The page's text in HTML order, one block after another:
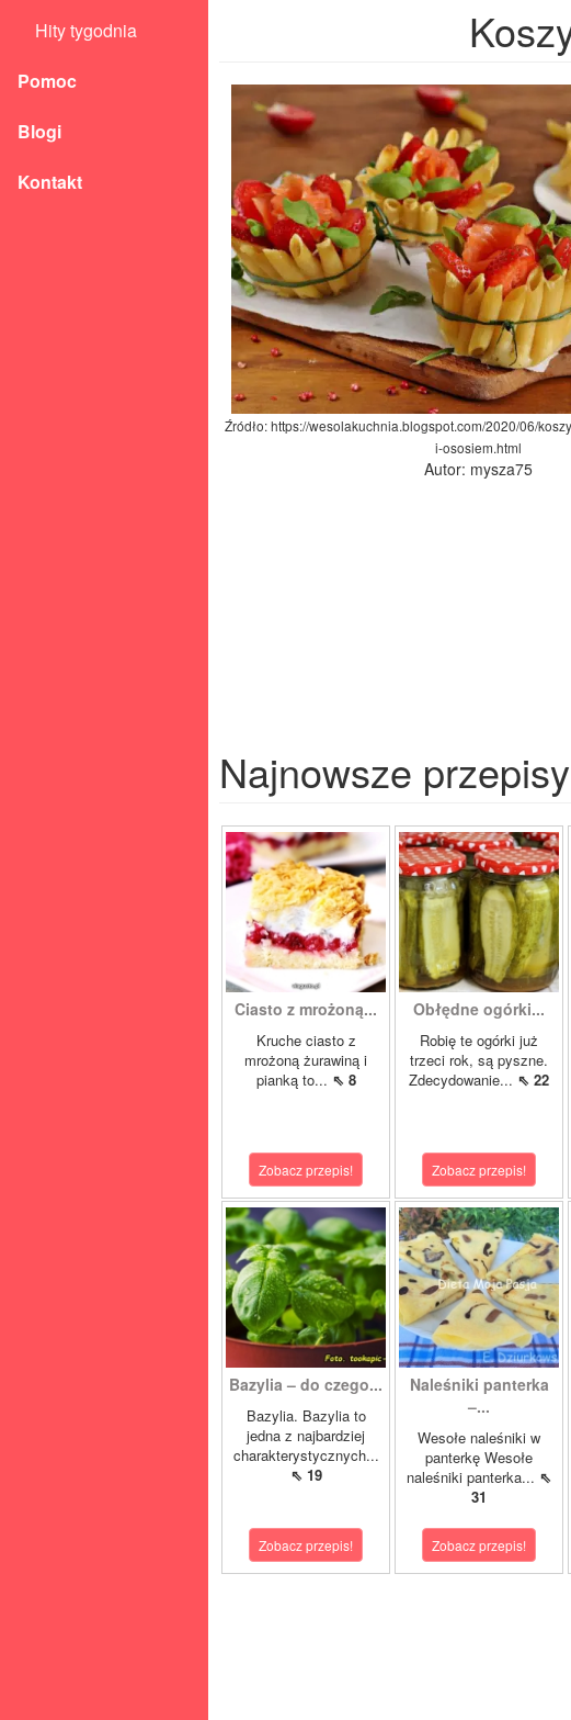
Hity tygodnia
Pomoc
Blogi
Kontakt
Źródło: https://wesolakuchnia.blogspot.com/2020/06/
i-ososiem.html
Autor: mysza75
Najnowsze przepisy
Ciasto z mrożoną...
Kruche ciasto z
mrożoną żurawiną i
pianką to... ⇖ 8
Zobacz przepis!
Obłędne ogórki...
Robię te ogórki już
trzeci rok, są pyszne.
Zdecydowanie... ⇖ 22
Zobacz przepis!
Bazylia – do czego...
Bazylia. Bazylia to
jedna z najbardziej
charakterystycznych...
⇖ 19
Zobacz przepis!
Naleśniki panterka
–...
Wesołe naleśniki w
panterkę Wesołe
naleśniki panterka... ⇖
31
Zobacz przepis!